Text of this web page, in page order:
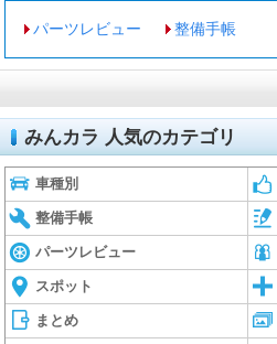
パーツレビュー 整備手帳
みんカラ 人気のカテゴリ
車種別
整備手帳
パーツレビュー
スポット
まとめ